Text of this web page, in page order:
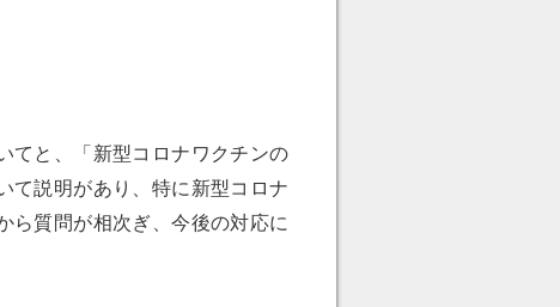
てと、「新型コロナワクチンの
て説明があり、特に新型コロナ
ら質問が相次ぎ、今後の対応に